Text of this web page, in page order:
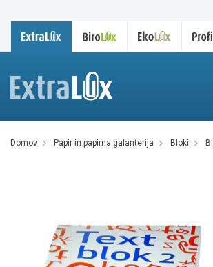
domov papir in papirna galanterija bloki